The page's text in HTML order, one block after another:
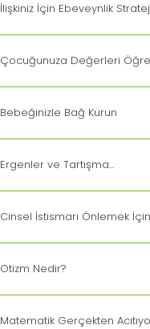
İlişkiniz İçin Ebeveynlik
Çocuğunuza Değerleri
Bebeğinizle Bağ Kurun
Ergenler ve Tartışma...
Cinsel İstismarı Önlemek İçin
Otizm Nedir?
Matematik Gerçekten